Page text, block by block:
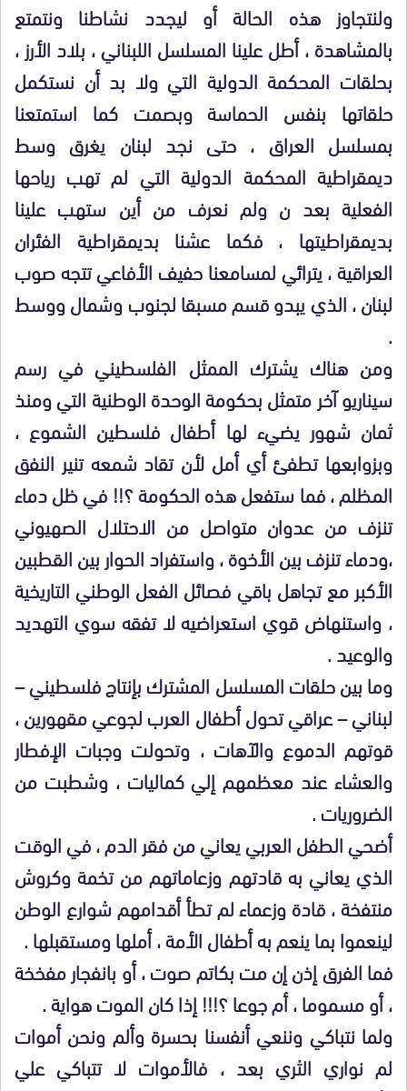
ولنتجاوز هذه الحالة أو ليجدد نشاطنا ونتمتع
بالمشاهدة ، أطل علينا المسلسل اللبناني ، بلاد الأرز ،
بحلقات المحكمة الدولية التي ولا بد أن نستكمل
حلقاتها بنفس الحماسة وبصمت كما استمتعنا
بمسلسل العراق ، حتى نجد لبنان يغرق وسط
ديمقراطية المحكمة الدولية التي لم تهب رياحها
الفعلية بعد ن ولم نعرف من أين ستهب علينا
بديمقراطيتها ، فكما عشنا بديمقراطية الفئران
العراقية ، يترائي لمسامعنا حفيف الأفاعي تتجه صوب
لبنان ، الذي يبدو قسم مسبقا لجنوب وشمال ووسط
.
ومن هناك يشترك الممثل الفلسطيني في رسم
سيناريو آخر متمثل بحكومة الوحدة الوطنية التي ومنذ
ثمان شهور يضيء لها أطفال فلسطين الشموع ،
وبزوابعها تطفئ أي أمل لأن تقاد شمعه تنير النفق
المظلم ، فما ستفعل هذه الحكومة ؟!! في ظل دماء
تنزف من عدوان متواصل من الاحتلال الصهيوني
،ودماء تنزف بين الأخوة ، واستفراد الحوار بين القطبين
الأكبر مع تجاهل باقي فصائل الفعل الوطني التاريخية
، واستنهاض قوي استعراضيه لا تفقه سوي التهديد
والوعيد .
وما بين حلقات المسلسل المشترك بإنتاج فلسطيني –
لبناني – عراقي تحول أطفال العرب لجوعي مقهورين ،
قوتهم الدموع والآهات ، وتحولت وجبات الإفطار
والعشاء عند معظمهم إلي كماليات ، وشطبت من
الضروريات .
أضحي الطفل العربي يعاني من فقر الدم ، في الوقت
الذي يعاني به قادتهم وزعاماتهم من تخمة وكروش
منتفخة ، قادة وزعماء لم تطأ أقدامهم شوارع الوطن
لينعموا بما ينعم به أطفال الأمة ، أملها ومستقبلها .
فما الفرق إذن إن مت بكاتم صوت ، أو بانفجار مفخخة
، أو مسموما ، أم جوعا ؟!!! إذا كان الموت هواية .
ولما نتباكي وننعي أنفسنا بحسرة وألم ونحن أموات
لم نواري الثري بعد ، فالأموات لا تتباكي علي